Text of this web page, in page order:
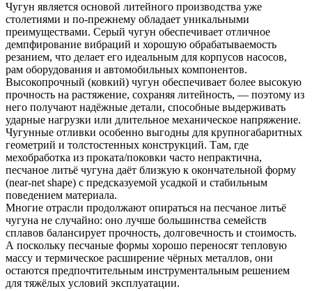
Чугун является основой литейного производства уже
столетиями и по-прежнему обладает уникальными
преимуществами. Серый чугун обеспечивает отличное
демпфирование вибраций и хорошую обрабатываемость
резанием, что делает его идеальным для корпусов насосов,
рам оборудования и автомобильных компонентов.
Высокопрочный (ковкий) чугун обеспечивает более высокую
прочность на растяжение, сохраняя литейность, — поэтому из
него получают надёжные детали, способные выдерживать
ударные нагрузки или длительное механическое напряжение.
Чугунные отливки особенно выгодны для крупногабаритных
геометрий и толстостенных конструкций. Там, где
мехобработка из проката/поковки часто непрактична,
песчаное литьё чугуна даёт близкую к окончательной форму
(near-net shape) с предсказуемой усадкой и стабильным
поведением материала.
Многие отрасли продолжают опираться на песчаное литьё
чугуна не случайно: оно лучше большинства семейств
сплавов балансирует прочность, долговечность и стоимость.
А поскольку песчаные формы хорошо переносят тепловую
массу и термическое расширение чёрных металлов, они
остаются предпочтительным инструментальным решением
для тяжёлых условий эксплуатации.